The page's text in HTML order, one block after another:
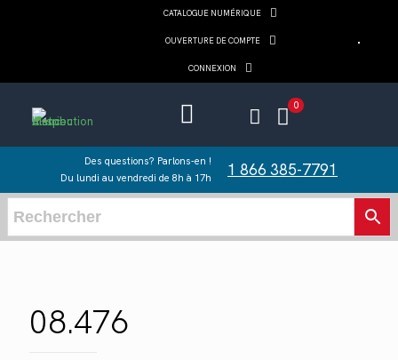
CATALOGUE NUMÉRIQUE
OUVERTURE DE COMPTE
CONNEXION
0
Des questions? Parlons-en !
Du lundi au vendredi de 8h à 17h
1 866 385-7791
08.476